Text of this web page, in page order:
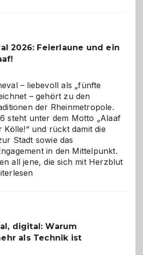
geworden
2026: Feierlaune und ein
– liebevoll als „fünfte
– gehört zu den
der Rheinmetropole.
steht unter dem Motto „Alaaf
und rückt damit die
Stadt sowie das
in den Mittelpunkt.
all jene, die sich mit Herzblut
digital: Warum
als Technik ist